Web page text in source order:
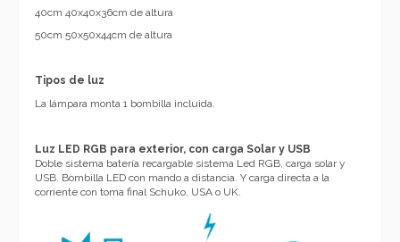
40cm 40x40x36cm de altura
50cm 50x50x44cm de altura
Tipos de luz
La lámpara monta 1 bombilla incluida.
Luz LED RGB para exterior, con carga Solar y USB
Doble sistema batería recargable sistema Led RGB, carga solar y
USB. Bombilla LED con mando a distancia. Y carga directa a la
corriente con toma final Schuko, USA o UK.